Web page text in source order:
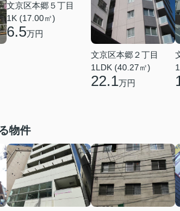
文京区本郷５丁目
1K (17.00㎡)
6.5万円
文京区本郷２丁目
1LDK (40.27㎡)
22.1万円
物件